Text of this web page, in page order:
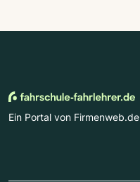
Ein Portal von Firmenweb.de